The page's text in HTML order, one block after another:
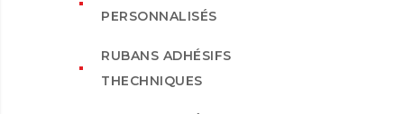
PERSONNALISÉS
RUBANS ADHÉSIFS
THECHNIQUES